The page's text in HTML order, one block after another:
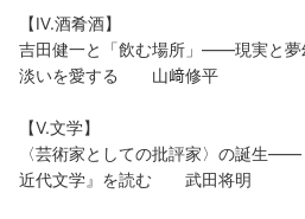
【Ⅳ.酒肴酒】
吉田健一と「飲む場所」——現実と
淡いを愛する 山﨑修平
【Ⅴ.文学】
〈芸術家としての批評家〉の誕生
近代文学』を読む 武